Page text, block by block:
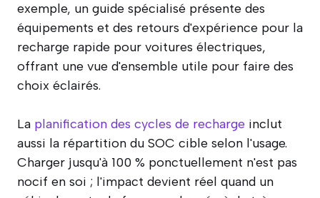
exemple, un guide spécialisé présente des
équipements et des retours d'expérience pour la
recharge rapide pour voitures électriques,
offrant une vue d'ensemble utile pour faire des
choix éclairés.
La planification des cycles de recharge inclut
aussi la répartition du SOC cible selon l'usage.
Charger jusqu'à 100 % ponctuellement n'est pas
nocif en soi ; l'impact devient réel quand un